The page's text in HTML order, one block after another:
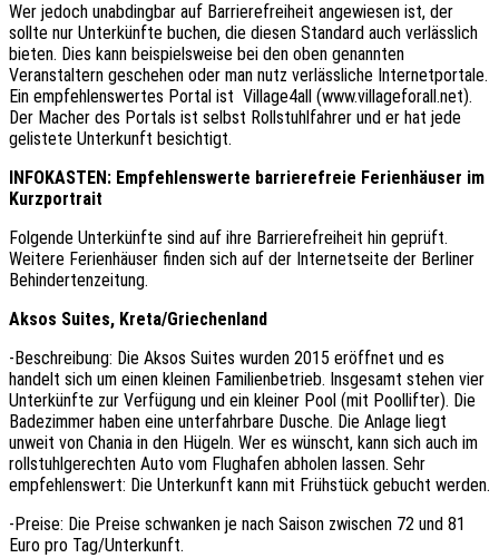
Wer jedoch unabdingbar auf Barrierefreiheit angewiesen ist, der
sollte nur Unterkünfte buchen, die diesen Standard auch verlässlich
bieten. Dies kann beispielsweise bei den oben genannten
Veranstaltern geschehen oder man nutz verlässliche Internetportale.
Ein empfehlenswertes Portal ist Village4all (www.villageforall.net).
Der Macher des Portals ist selbst Rollstuhlfahrer und er hat jede
gelistete Unterkunft besichtigt.
INFOKASTEN: Empfehlenswerte barrierefreie Ferienhäuser im
Kurzportrait
Folgende Unterkünfte sind auf ihre Barrierefreiheit hin geprüft.
Weitere Ferienhäuser finden sich auf der Internetseite der Berliner
Behindertenzeitung.
Aksos Suites, Kreta/Griechenland
-Beschreibung: Die Aksos Suites wurden 2015 eröffnet und es
handelt sich um einen kleinen Familienbetrieb. Insgesamt stehen vier
Unterkünfte zur Verfügung und ein kleiner Pool (mit Poollifter). Die
Badezimmer haben eine unterfahrbare Dusche. Die Anlage liegt
unweit von Chania in den Hügeln. Wer es wünscht, kann sich auch im
rollstuhlgerechten Auto vom Flughafen abholen lassen. Sehr
empfehlenswert: Die Unterkunft kann mit Frühstück gebucht werden.
-Preise: Die Preise schwanken je nach Saison zwischen 72 und 81
Euro pro Tag/Unterkunft.